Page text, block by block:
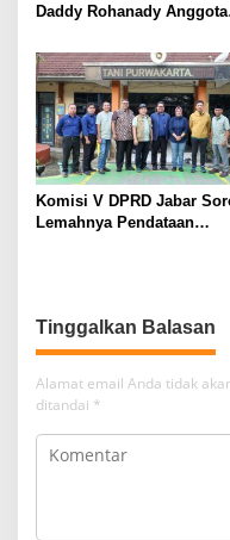
Daddy Rohanady Anggota
Komisi V DPRD Jabar
Lemahnya Pendataan
Tinggalkan Balasan
Alamat email Anda tidak
ditandai *